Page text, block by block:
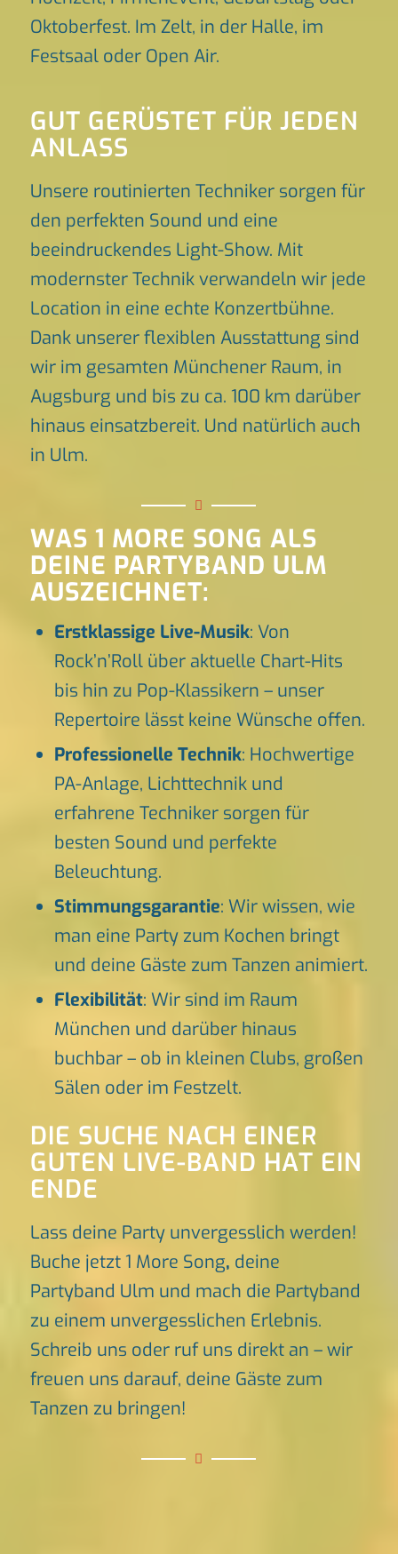
Oktoberfest. Im Zelt, in der Halle, im
Festsaal oder Open Air.
GUT GERÜSTET FÜR JEDEN
ANLASS
Unsere routinierten Techniker sorgen für
den perfekten Sound und eine
beeindruckendes Light-Show. Mit
modernster Technik verwandeln wir jede
Location in eine echte Konzertbühne.
Dank unserer flexiblen Ausstattung sind
wir im gesamten Münchener Raum, in
Augsburg und bis zu ca. 100 km darüber
hinaus einsatzbereit. Und natürlich auch
in Ulm.
WAS 1 MORE SONG ALS
DEINE PARTYBAND ULM
AUSZEICHNET:
Erstklassige Live-Musik: Von
Rock’n’Roll über aktuelle Chart-Hits
bis hin zu Pop-Klassikern – unser
Repertoire lässt keine Wünsche offen.
Professionelle Technik: Hochwertige
PA-Anlage, Lichttechnik und
erfahrene Techniker sorgen für
besten Sound und perfekte
Beleuchtung.
Stimmungsgarantie: Wir wissen, wie
man eine Party zum Kochen bringt
und deine Gäste zum Tanzen animiert.
Flexibilität: Wir sind im Raum
München und darüber hinaus
buchbar – ob in kleinen Clubs, großen
Sälen oder im Festzelt.
DIE SUCHE NACH EINER
GUTEN LIVE-BAND HAT EIN
ENDE
Lass deine Party unvergesslich werden!
Buche jetzt 1 More Song, deine
Partyband Ulm und mach die Partyband
zu einem unvergesslichen Erlebnis.
Schreib uns oder ruf uns direkt an – wir
freuen uns darauf, deine Gäste zum
Tanzen zu bringen!